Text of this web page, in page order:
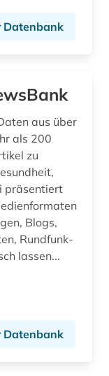
Datenbank
aus über
als 200
zu
präsentiert
Blogs,
Rundfunk-
Geografisch lassen...
Datenbank